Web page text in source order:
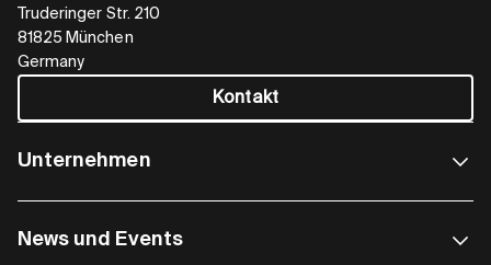
Truderinger Str. 210
81825 München
Germany
Kontakt
Unternehmen
News und Events